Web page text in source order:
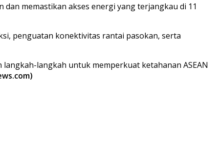
memastikan akses energi yang terjangkau di 11
penguatan konektivitas rantai pasokan, serta
langkah untuk memperkuat ketahanan ASEAN